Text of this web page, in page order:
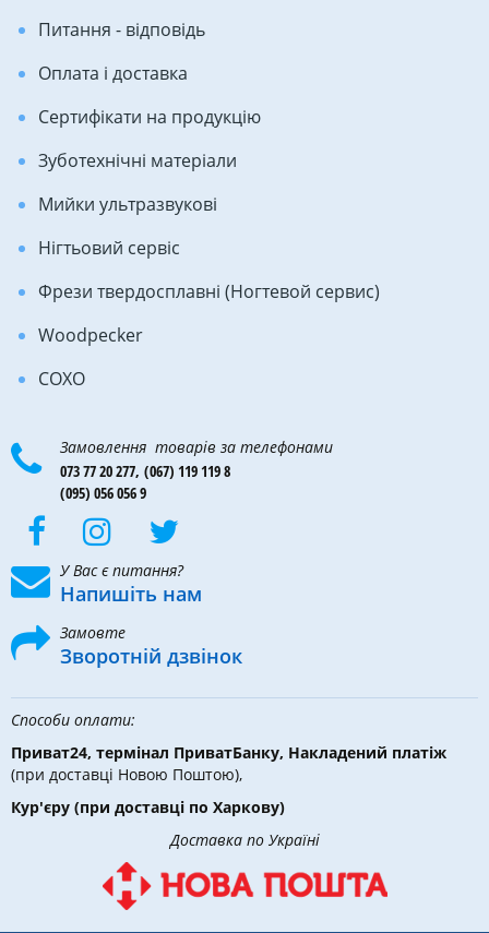
Питання - відповідь
Оплата і доставка
Сертифікати на продукцію
Зуботехнічні матеріали
Мийки ультразвукові
Нігтьовий сервіс
Фрези твердосплавні (Ногтевой сервис)
Woodpecker
COXO
Замовлення товарів за телефонами
073 77 20 277, (067) 119 119 8
(095) 056 056 9
У Вас є питання?
Напишіть нам
Замовте
Зворотній дзвінок
Способи оплати:
Приват24, термінал ПриватБанку, Накладений платіж
(при доставці Новою Поштою),
Кур'єру (при доставці по Харкову)
Доставка по Україні